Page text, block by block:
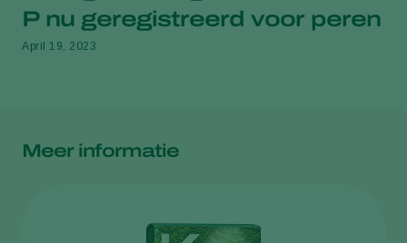
P nu geregistreerd voor peren
April 19, 2023
Meer informatie